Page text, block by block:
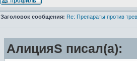
Заголовок сообщения: Re: Препараты против
АлицияS писал(а):